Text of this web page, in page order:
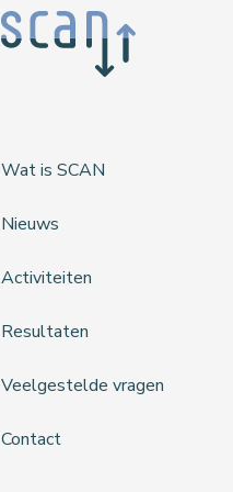
Wat is SCAN
Nieuws
Activiteiten
Resultaten
Veelgestelde vragen
Contact